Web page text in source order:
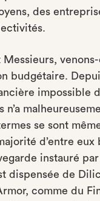
des
Messieurs,
budgétaire.
impossible
n’a
se sont
d’entre eux
instauré
dispensée de
comme du